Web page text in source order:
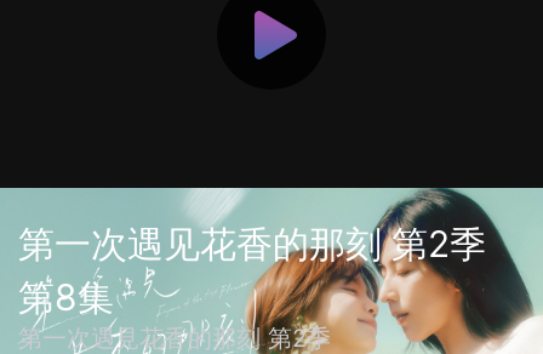
第一次遇见花香的那刻 第2季
第8集
第一次遇見花香的那刻 第2季